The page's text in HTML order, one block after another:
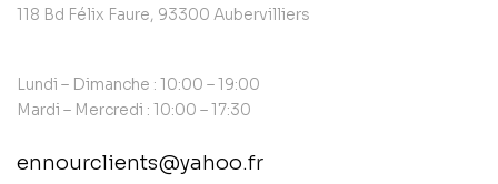
118 Bd Félix Faure, 93300 Aubervilliers
Lundi – Dimanche : 10:00 – 19:00
Mardi – Mercredi : 10:00 – 17:30
ennourclients@yahoo.fr